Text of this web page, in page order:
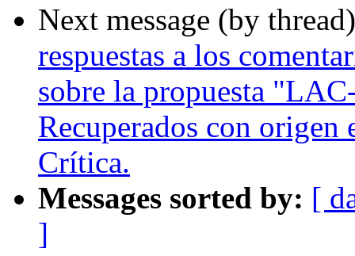
Next message (by
respuestas a los
sobre la propuesta
Recuperados con origen
Crítica.
Messages sorted by: [
]